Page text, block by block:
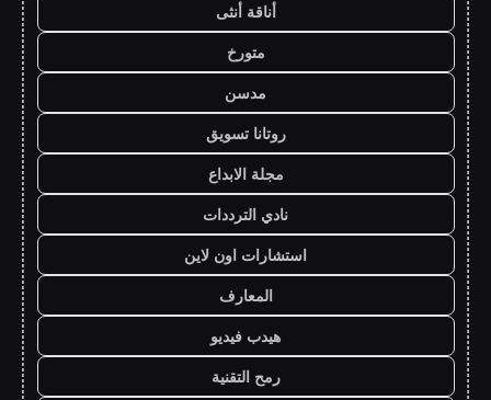
أناقة أنثى
متورخ
مدسن
روتانا تسويق
مجلة الابداع
نادي الترددات
استشارات اون لاين
المعارف
هيدب فيديو
رمح التقنية